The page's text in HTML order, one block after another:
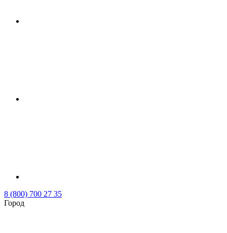
8 (800) 700 27 35
Город